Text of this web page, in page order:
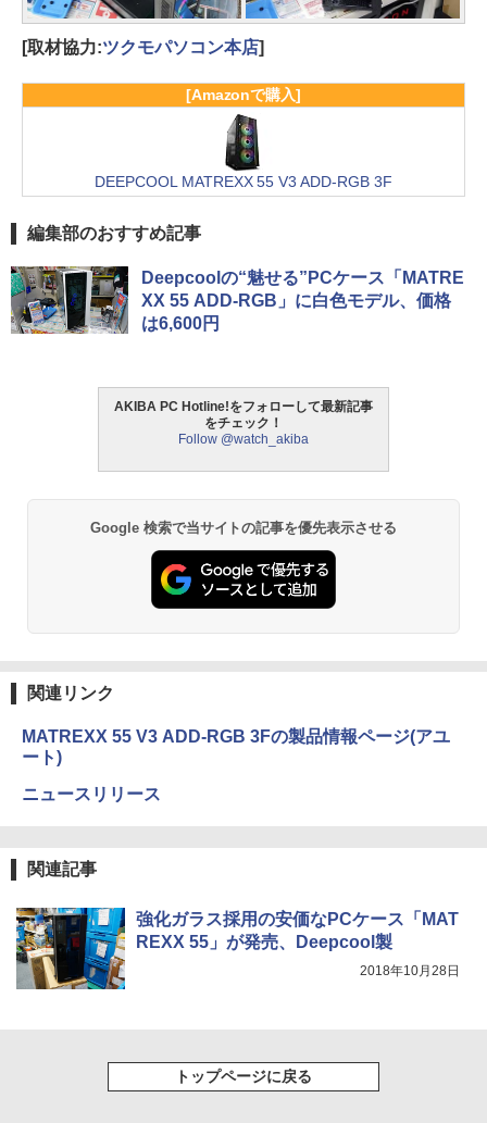
[取材協力:ツクモパソコン本店]
[Amazonで購入]
DEEPCOOL MATREXX 55 V3 ADD-RGB 3F
編集部のおすすめ記事
Deepcoolの“魅せる”PCケース「MATRE
XX 55 ADD-RGB」に白色モデル、価格
は6,600円
AKIBA PC Hotline!をフォローして最新記事
をチェック！
Follow @watch_akiba
Google 検索で当サイトの記事を優先表示させる
関連リンク
MATREXX 55 V3 ADD-RGB 3Fの製品情報ページ(アユ
ート)
ニュースリリース
関連記事
強化ガラス採用の安価なPCケース「MAT
REXX 55」が発売、Deepcool製
2018年10月28日
トップページに戻る